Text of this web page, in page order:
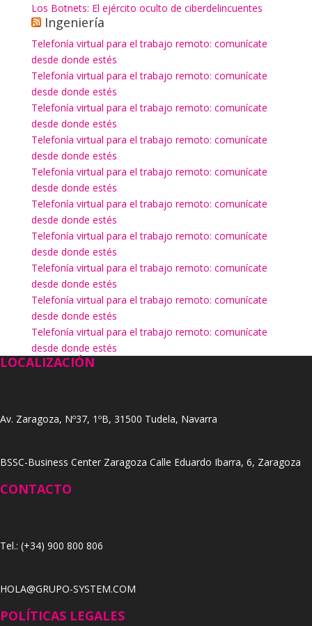
Los Botnets: El ejército oculto de ciberdelincuentes
Ingeniería
Telefonía virtual para el trabajo remoto: comunícate
desde donde estés
Telefonía virtual para el trabajo remoto: comunícate
desde donde estés
Telefonía virtual para el trabajo remoto: comunícate
desde donde estés
Telefonía virtual para el trabajo remoto: comunícate
desde donde estés
Telefonía virtual para el trabajo remoto: comunícate
desde donde estés
Telefonía virtual para el trabajo remoto: comunícate
desde donde estés
Telefonía virtual para el trabajo remoto: comunícate
desde donde estés
Telefonía virtual para el trabajo remoto: comunícate
desde donde estés
Telefonía virtual para el trabajo remoto: comunícate
desde donde estés
Telefonía virtual para el trabajo remoto: comunícate
desde donde estés
LOCALIZACIÓN
Av. Zaragoza, Nº37, 1ºB, 31500 Tudela, Navarra
BSSC-Business Center Zaragoza Calle Eduardo Ibarra, 6, Zaragoza
CONTACTO
Tel.: (+34) 900 800 806
HOLA@GRUPO-SYSTEM.COM
POLÍTICAS LEGALES